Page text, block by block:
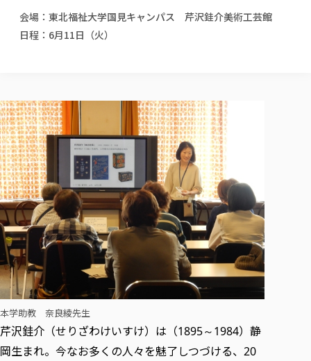
リエゾンゼミ・ナビ（テキスト等）
お役立ち情報（リンク集）
学校教育法施行規則第172条の2に基づく情報公開
教職課程における情報の公表
大学院
総合福祉学研究科 福祉心理学専攻 修士課程
教育学研究科 教育学専攻 修士課程
通信制大学院 総合福祉学研究科 社会福祉学専攻 修士課程
通信制大学院 総合福祉学研究科 福祉心理学専攻 修士課程
カリキュラム（学部・大学院）
その他の就学機会
学びの特徴
学びの特徴
ICT教育
初年次教育（リエゾンゼミⅠ）
実学臨床教育（総合福祉学部のみ履修可能）
教育実践活動（教育学科学生のみ受講可能）
禅のこころ
教員紹介・業績
学びのサポート
学びのサポート
学費（学部学科）
授業料減免・奨学金等
宿舎の紹介
学生生活サポート
センター長の挨拶
求人の受付について
在学生の方
卒業生の方
在学生による訪問、情報提供へのご協力のお願い
卒業生アンケート
東北福祉大学のDNA
在学生インタビュー
外国人在学生
スタッフ紹介
ニュース一覧
東北福祉大学の研究活動
東北福祉大学の研究紹介
東北福祉大学の紀要・リポジトリ
東北福祉大学教育・教職センター特別支援教育研究年報一覧
芹沢銈介美術工芸館年報
東北福祉大学機関リポジトリ
東北福祉大学オープンアクセス方針
「高齢者のフレイル予防及びデジタルデバイド解消に向けた産
高齢者施設特化型モジュラー車いす開発
学生参加 × 産学官連携 ～ 「行学一如」の実践
社会貢献・地域連携活動
社会貢献・地域連携活動
社会貢献への取り組み
社会貢献・地域連携活動報告書
各種社会貢献活動の窓口
伝承講座「311『伝える／備える』次世代塾」
JICA草の根技術協力事業
被災地の子ども支援活動
生涯学習・社会人講座
自治体・団体等との主な協定
自治体・団体等との主な協定
研究所について
研究者のご紹介
生涯学習・社会人講座
特別支援教育研究室
TFU教育フォーラム
取材について
同窓会
学内ポータルシステム
Universal Passport
会場：東北福祉大学国見キャンパス 芹沢銈介美術工芸館
日程：6月11日（火）
本学助教 奈良綾先生
芹沢銈介（せりざわけいすけ）は（1895～1984）静
岡生まれ。今なお多くの人々を魅了しつづける、 20